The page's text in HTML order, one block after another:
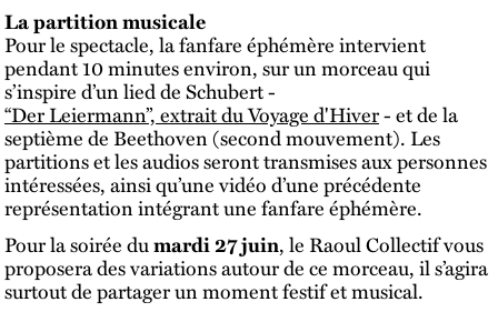
La partition musicale
Pour le spectacle, la fanfare éphémère intervient
pendant 10 minutes environ, sur un morceau qui
s’inspire d’un lied de Schubert -
“Der Leiermann”, extrait du Voyage d'Hiver- et de la
septième de Beethoven (second mouvement). Les
partitions et les audios seront transmises aux personnes
intéressées, ainsi qu’une vidéo d’une précédente
représentation intégrant une fanfare éphémère.
Pour la soirée dumardi 27 juin, le Raoul Collectif vous
proposera des variations autour de ce morceau, il s’agira
surtout de partager un moment festif et musical.